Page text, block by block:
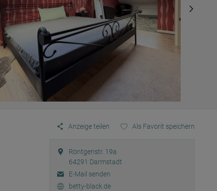
Anzeige teilen Als Favorit speichern
Röntgenstr. 19a
64291 Darmstadt
E-Mail senden
betty-black.de